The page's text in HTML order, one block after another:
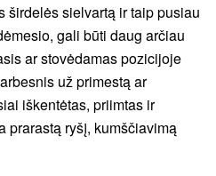
širdelės sielvartą ir taip pusiau
gali būti daug arčiau
ar stovėdamas pozicijoje
už primestą ar
iškentėtas, priimtas ir
prarastą ryšį, kumščiavimą